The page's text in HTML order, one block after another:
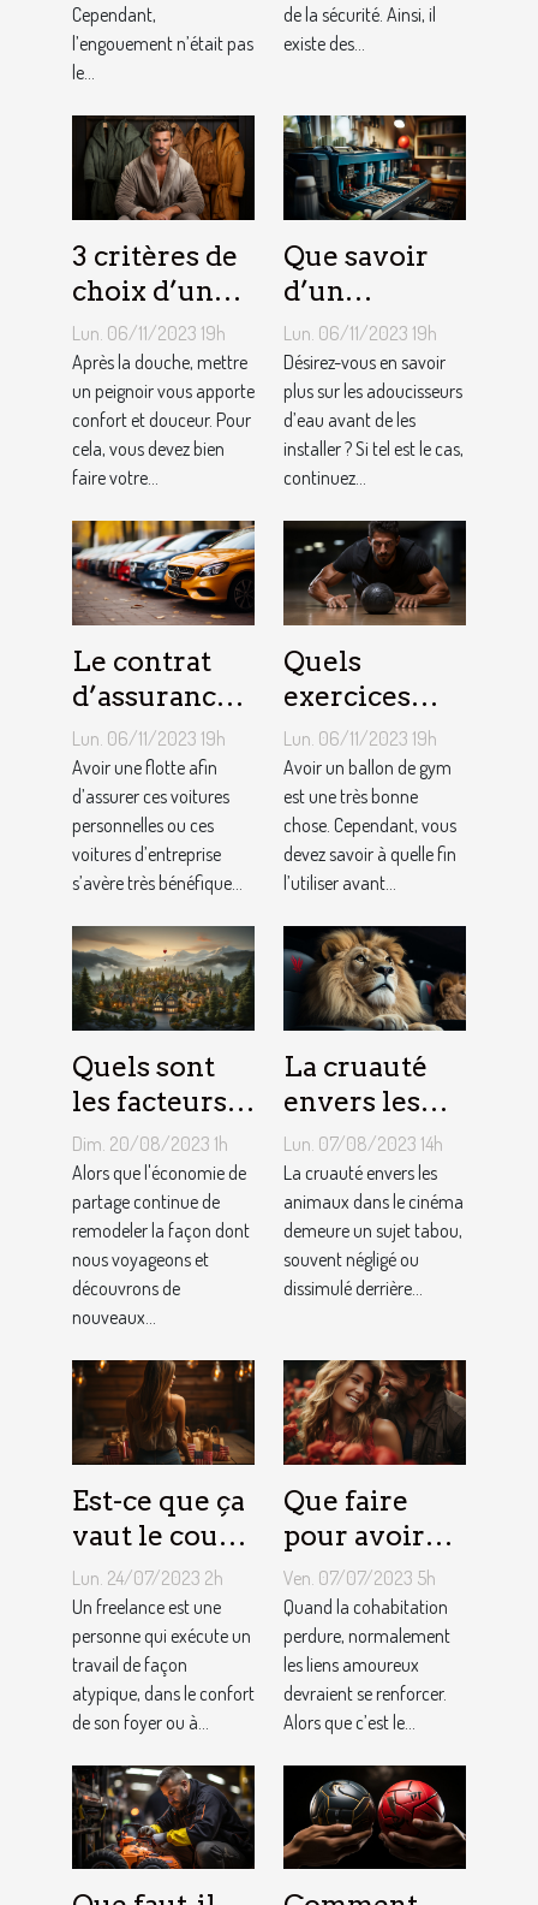
Cependant,
l’engouement n’était pas
le...
de la sécurité. Ainsi, il
existe des...
3 critères de
choix d’un
peignoir de
bain pour
homme ?
Lun. 06/11/2023 19h
Après la douche, mettre
un peignoir vous apporte
confort et douceur. Pour
cela, vous devez bien
faire votre...
Que savoir
d’un
adoucisseur
d’eau ?
Lun. 06/11/2023 19h
Désirez-vous en savoir
plus sur les adoucisseurs
d’eau avant de les
installer ? Si tel est le cas,
continuez...
Le contrat
d’assurance
auto par
flotte : est-il
si
bénéfique ?
Lun. 06/11/2023 19h
Avoir une flotte afin
d’assurer ces voitures
personnelles ou ces
voitures d’entreprise
s’avère très bénéfique...
Quels
exercices
pouvez-vous
faire avec un
ballon de
gym ?
Lun. 06/11/2023 19h
Avoir un ballon de gym
est une très bonne
chose. Cependant, vous
devez savoir à quelle fin
l’utiliser avant...
Quels sont
les facteurs
qui sous-
tendent la
tarification
des services
de
conciergerie
Dim. 20/08/2023 1h
Alors que l'économie de
partage continue de
remodeler la façon dont
nous voyageons et
découvrons de
nouveaux...
La cruauté
envers les
animaux
dans le
cinéma : un
sujet tabou
Lun. 07/08/2023 14h
La cruauté envers les
animaux dans le cinéma
demeure un sujet tabou,
souvent négligé ou
dissimulé derrière...
Est-ce que ça
vaut le coup
de devenir
indépendant
?
Lun. 24/07/2023 2h
Un freelance est une
personne qui exécute un
travail de façon
atypique, dans le confort
de son foyer ou à...
Que faire
pour avoir
toujours la
vie rose en
couple ?
Ven. 07/07/2023 5h
Quand la cohabitation
perdure, normalement
les liens amoureux
devraient se renforcer.
Alors que c’est le...